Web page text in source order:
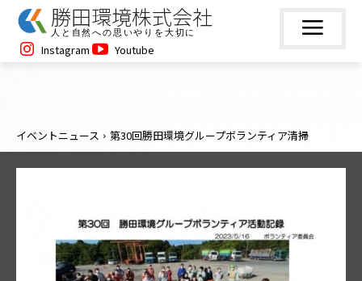
勝田環境株式会社
人と自然への思いやりを大切に
Instagram Youtube
イベントニュース 第30回勝田環境グループボランティア清掃